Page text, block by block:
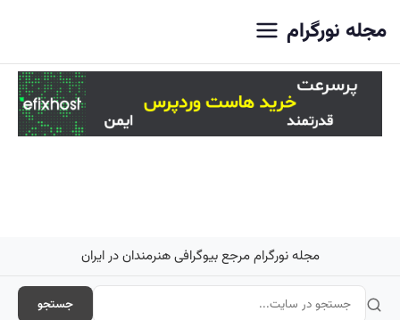
مجله نورگرام
مجله نورگرام مرجع بیوگرافی هنرمندان در ایران
جستجو